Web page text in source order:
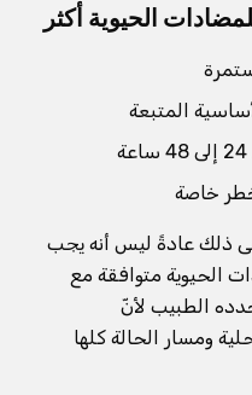
الحيوية أكثر
المتبعة
خطر خاصة
ذلك عادةً ليس أنه يجب
الحيوية متوافقة مع
الطبيب لأنّ
ومسار الحالة كلها